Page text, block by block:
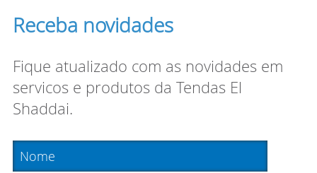
Receba novidades
Fique atualizado com as novidades em
servicos e produtos da Tendas El
Shaddai.